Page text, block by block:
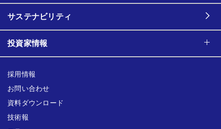
サステナビリティ
投資家情報
採用情報
お問い合わせ
資料ダウンロード
技術報